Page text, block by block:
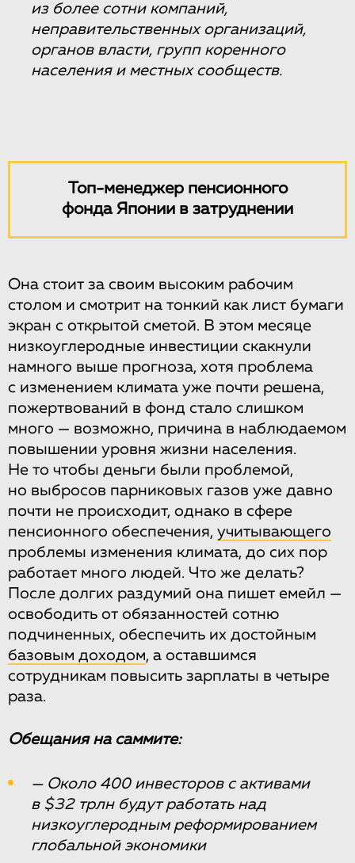
из более сотни компаний,
неправительственных организаций,
органов власти, групп коренного
населения и местных сообществ.
Топ-менеджер пенсионного
фонда Японии в затруднении
Она стоит за своим высоким рабочим
столом и смотрит на тонкий как лист бумаги
экран с открытой сметой. В этом месяце
низкоуглеродные инвестиции скакнули
намного выше прогноза, хотя проблема
с изменением климата уже почти решена,
пожертвований в фонд стало слишком
много — возможно, причина в наблюдаемом
повышении уровня жизни населения.
Не то чтобы деньги были проблемой,
но выбросов парниковых газов уже давно
почти не происходит, однако в сфере
пенсионного обеспечения, учитывающего
проблемы изменения климата, до сих пор
работает много людей. Что же делать?
После долгих раздумий она пишет емейл —
освободить от обязанностей сотню
подчиненных, обеспечить их достойным
базовым доходом, а оставшимся
сотрудникам повысить зарплаты в четыре
раза.
Обещания на саммите:
— Около 400 инвесторов с активами
в $32 трлн будут работать над
низкоуглеродным реформированием
глобальной экономики